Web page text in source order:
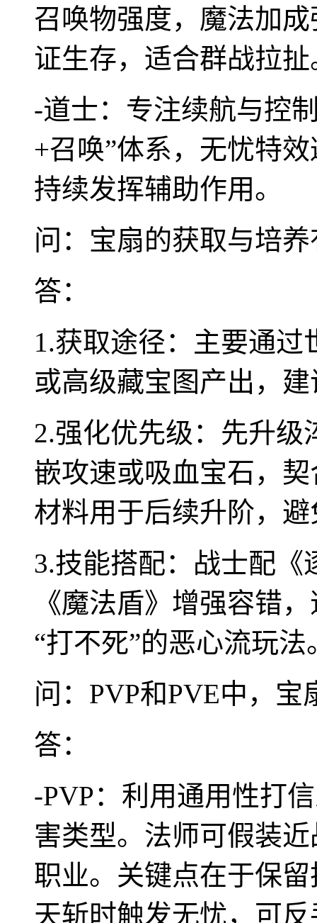
召唤物强度，魔法加
证生存，适合群战拉扯
-道士：专注续航与控
+召唤”体系，无忧特
持续发挥辅助作用。
问：宝扇的获取与培
答：
1.获取途径：主要通过
或高级藏宝图产出，
2.强化优先级：先升
嵌攻速或吸血宝石，
材料用于后续升阶，
3.技能搭配：战士配
《魔法盾》增强容错
“打不死”的恶心流玩法
问：PVP和PVE中，
答：
-PVP：利用通用性打
害类型。法师可假装
职业。关键点在于保
天斩时触发无忧，可